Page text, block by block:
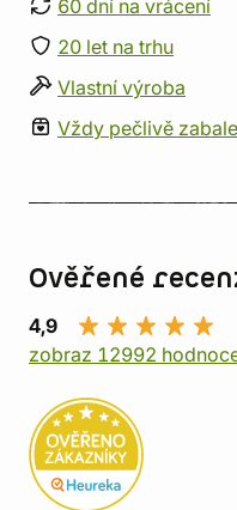
60 dní na vrácení
20 let na trhu
Vlastní výroba
Vždy pečlivě
Ověřené
4,9
zobraz 12992